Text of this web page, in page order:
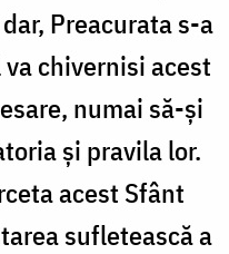
Preacurata s-a
chivernisi acest
numai să-și
și pravila lor.
acest Sfânt
sufletească a